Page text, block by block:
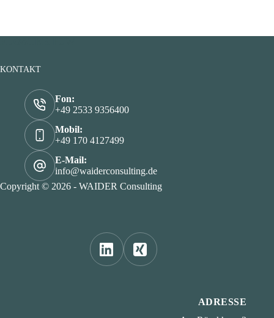
KONTAKT
Fon:
+49 2533 9356400
Mobil:
+49 170 4127499
E-Mail:
info@waiderconsulting.de
Copyright © 2026 - WAIDER Consulting
ADRESSE